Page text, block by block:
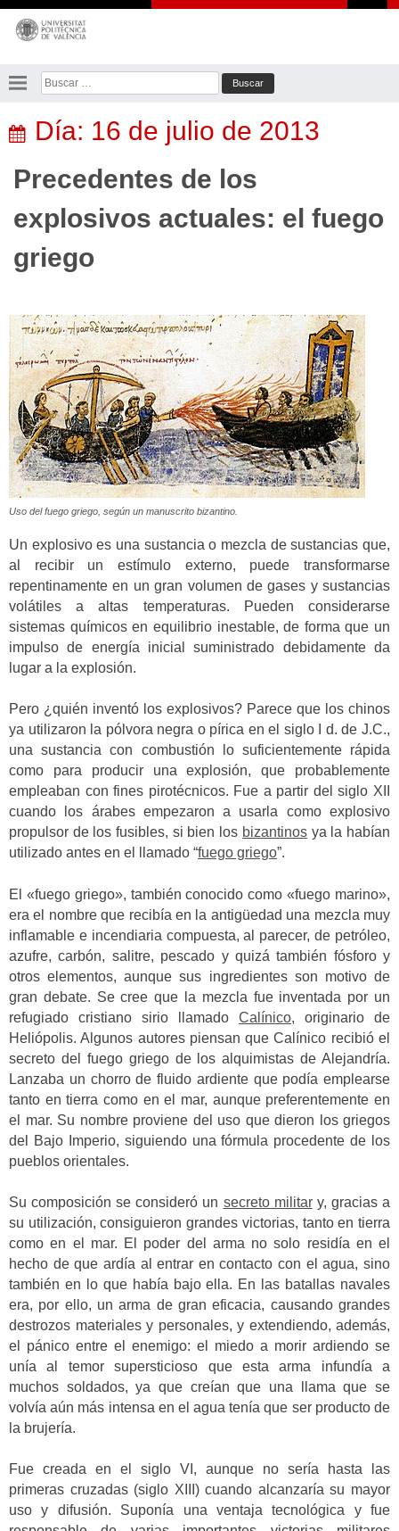
Saltar
contenido
Buscar:
Día: 16 de julio de 2013
Precedentes de los
explosivos actuales: el fuego
griego
Uso del fuego griego, según un manuscrito bizantino.
Un explosivo es una sustancia o mezcla de sustancias que,
al recibir un estímulo externo, puede transformarse
repentinamente en un gran volumen de gases y sustancias
volátiles a altas temperaturas. Pueden considerarse
sistemas químicos en equilibrio inestable, de forma que un
impulso de energía inicial suministrado debidamente da
lugar a la explosión.
Pero ¿quién inventó los explosivos? Parece que los chinos
ya utilizaron la pólvora negra o pírica en el siglo I d. de J.C.,
una sustancia con combustión lo suficientemente rápida
como para producir una explosión, que probablemente
empleaban con fines pirotécnicos. Fue a partir del siglo XII
cuando los árabes empezaron a usarla como explosivo
propulsor de los fusibles, si bien los bizantinosya la habían
utilizado antes en el llamado “fuego griego”.
El «fuego griego», también conocido como «fuego marino»,
era el nombre que recibía en la antigüedad una mezcla muy
inflamable e incendiaria compuesta, al parecer, de petróleo,
azufre, carbón, salitre, pescado y quizá también fósforo y
otros elementos, aunque sus ingredientes son motivo de
gran debate. Se cree que la mezcla fue inventada por un
refugiado cristiano sirio llamado Calínico, originario de
Heliópolis. Algunos autores piensan que Calínico recibió el
secreto del fuego griego de los alquimistas de Alejandría.
Lanzaba un chorro de fluido ardiente que podía emplearse
tanto en tierra como en el mar, aunque preferentemente en
el mar. Su nombre proviene del uso que dieron los griegos
del Bajo Imperio, siguiendo una fórmula procedente de los
pueblos orientales.
Su composición se consideró un secreto military, gracias a
su utilización, consiguieron grandes victorias, tanto en tierra
como en el mar. El poder del arma no solo residía en el
hecho de que ardía al entrar en contacto con el agua, sino
también en lo que había bajo ella. En las batallas navales
era, por ello, un arma de gran eficacia, causando grandes
destrozos materiales y personales, y extendiendo, además,
el pánico entre el enemigo: el miedo a morir ardiendo se
unía al temor supersticioso que esta arma infundía a
muchos soldados, ya que creían que una llama que se
volvía aún más intensa en el agua tenía que ser producto de
la brujería.
Fue creada en el siglo VI, aunque no sería hasta las
primeras cruzadas (siglo XIII) cuando alcanzaría su mayor
uso y difusión. Suponía una ventaja tecnológica y fue